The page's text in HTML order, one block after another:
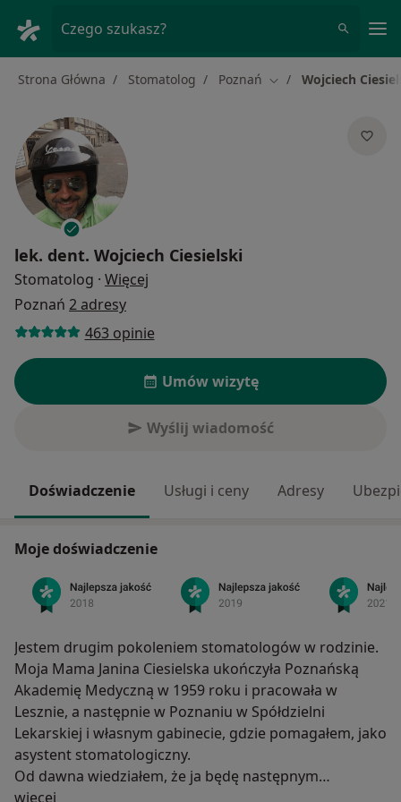
Czego szukasz?
Strona Główna Stomatolog Poznań Zmień miasto
Wojciech
lek. dent. Wojciech Ciesielski
Stomatolog · Więcej
Poznań 2 adresy
463 opinie
Umów wizytę
Wyślij wiadomość
Doświadczenie Usługi i ceny Adresy
Moje doświadczenie
Jestem drugim pokoleniem stomatologów w rodzinie.
Moja Mama Janina Ciesielska ukończyła Poznańską
Akademię Medyczną w 1959 roku i pracowała w
Lesznie, a następnie w Poznaniu w Spółdzielni
Lekarskiej i własnym gabinecie, gdzie pomagałem, jako
asystent stomatologiczny.
Od dawna wiedziałem, że ja będę następnym
pokoleniem stomatologów w rodzinie i tak też się
więcej